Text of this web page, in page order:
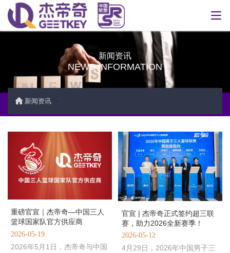
新闻资讯
NEWS INFORMATION
新闻资讯
重磅官宣｜杰帝奇—中国三人
篮球国家队官方供应商
2026-05-19
2026年5月1日，杰帝奇与中国
官宣 | 杰帝奇正式签约超三联
赛，助力2026全新赛季！
2026-05-12
4月29日，2026年中国男子三